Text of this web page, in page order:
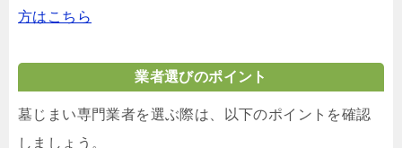
方はこちら
業者選びのポイント
墓じまい専門業者を選ぶ際は、以下のポイントを確認
しましょう。